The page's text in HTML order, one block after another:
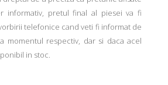
informativ, pretul final al piesei va fi
telefonice cand veti fi informat de
momentul respectiv, dar si daca acel
in stoc.